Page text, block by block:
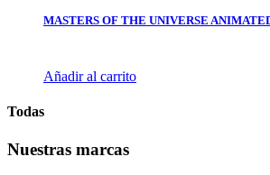
MASTERS OF THE UNIVERSE
Añadir al carrito
Todas
Nuestras marcas